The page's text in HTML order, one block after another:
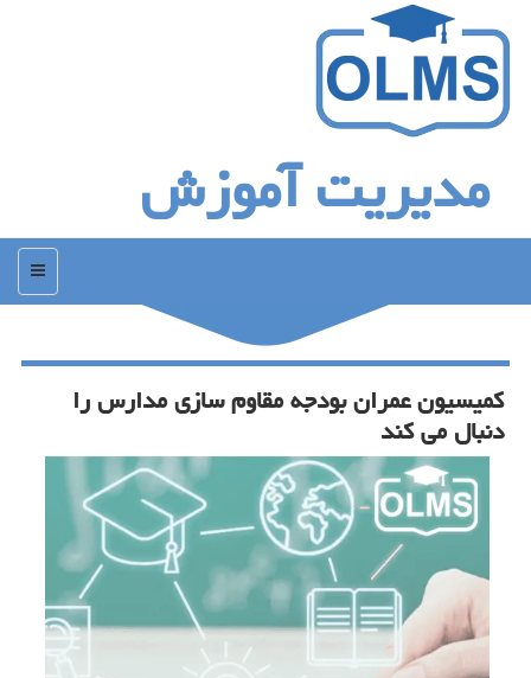
مدیریت آموزش
منو
كمیسیون عمران بودجه مقاوم سازی مدارس را
دنبال می كند